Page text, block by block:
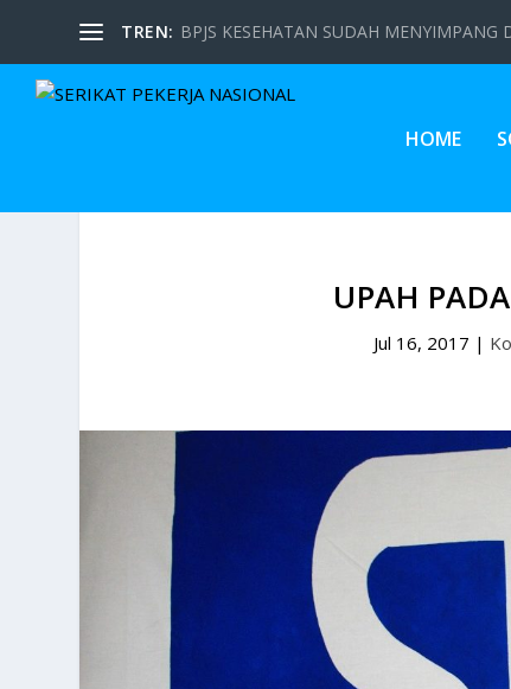
TREN: BPJS KESEHATAN SUDAH MENYIMPANG
HOME
UPAH
Jul 16, 2017 |